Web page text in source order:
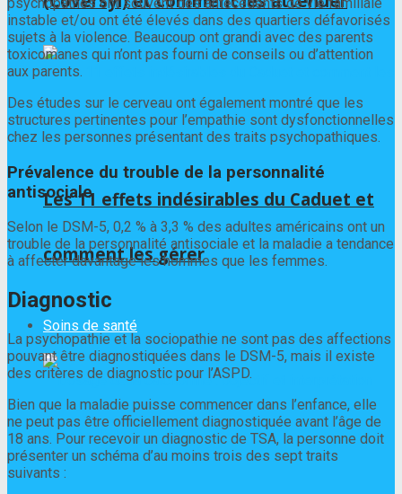
Les 11 effets indésirables du Caduet et
comment les gérer
Soins de santé
instable et/ou ont été élevés dans des quartiers défavorisés
sujets à la violence. Beaucoup ont grandi avec des parents
toxicomanes qui n’ont pas fourni de conseils ou d’attention
aux parents.
Des études sur le cerveau ont également montré que les
structures pertinentes pour l’empathie sont dysfonctionnelles
chez les personnes présentant des traits psychopathiques.
Prévalence du trouble de la personnalité
antisociale
Selon le DSM-5, 0,2 % à 3,3 % des adultes américains ont un
trouble de la personnalité antisociale et la maladie a tendance
à affecter davantage les hommes que les femmes.
Diagnostic
La psychopathie et la sociopathie ne sont pas des affections
pouvant être diagnostiquées dans le DSM-5, mais il existe
des critères de diagnostic pour l’ASPD.
Bien que la maladie puisse commencer dans l’enfance, elle
ne peut pas être officiellement diagnostiquée avant l’âge de
18 ans. Pour recevoir un diagnostic de TSA, la personne doit
présenter un schéma d’au moins trois des sept traits
suivants :